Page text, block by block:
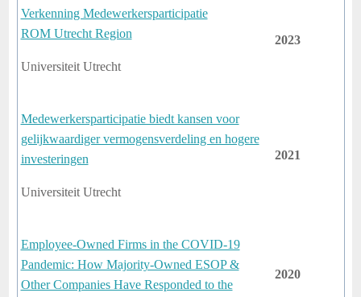
Verkenning Medewerkersparticipatie
ROM Utrecht Region
Universiteit Utrecht
2023
Medewerkersparticipatie biedt kansen voor
gelijkwaardiger vermogensverdeling en hogere
investeringen
Universiteit Utrecht
2021
Employee-Owned Firms in the COVID-19
Pandemic: How Majority-Owned ESOP &
Other Companies Have Responded to the
2020